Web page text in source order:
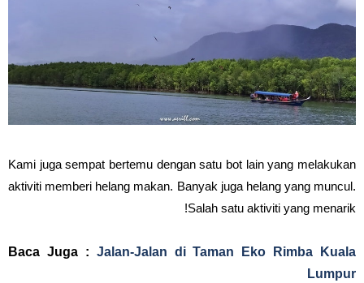
Kami juga sempat bertemu dengan satu bot lain yang melakukan
aktiviti memberi helang makan. Banyak juga helang yang muncul.
Salah satu aktiviti yang menarik!
Baca Juga : Jalan-Jalan di Taman Eko Rimba Kuala
Lumpur